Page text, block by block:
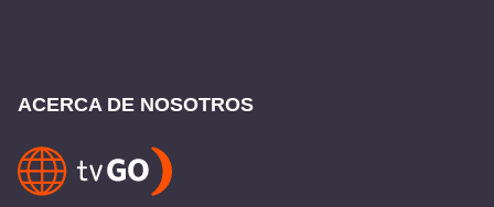
ACERCA DE NOSOTROS